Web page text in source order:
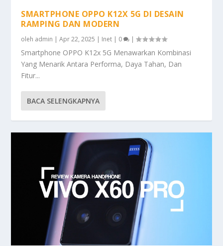
SMARTPHONE OPPO K12X 5G DI DESAIN
RAMPING DAN MODERN
oleh admin |Apr 22, 2025 | Inet | 0 |
Smartphone OPPO K12x 5G Menawarkan Kombinasi
Yang Menarik Antara Performa, Daya Tahan, Dan
Fitur...
BACA SELENGKAPNYA